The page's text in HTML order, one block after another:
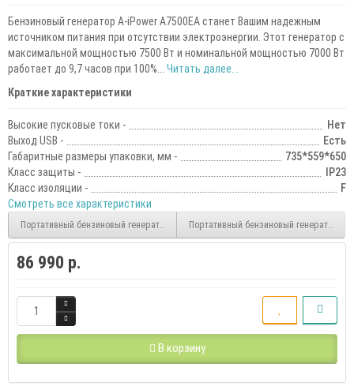
Бензиновый генератор A-iPower A7500EA станет Вашим надежным
источником питания при отсутствии электроэнергии. Этот генератор с
максимальной мощностью 7500 Вт и номинальной мощностью 7000 Вт
работает до 9,7 часов при 100%... Читать далее...
Краткие характеристики
Высокие пусковые токи -
Нет
Выход USB -
Есть
Габаритные размеры упаковки, мм -
735*559*650
Класс защиты -
IP23
Класс изоляции -
F
Смотреть все характеристики
Портативный бензиновый генератор A-iPower A7500Портативный бензиновый генератор A-
86 990 р.
В корзину